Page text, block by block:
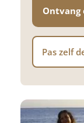
Ontvang
Pas zelf